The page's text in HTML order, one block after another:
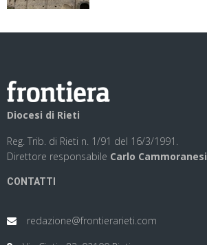
Diocesi di Rieti
Reg. Trib. di Rieti n. 1/91 del 16/3/1991.
Direttore responsabile Carlo Cammoranesi
CONTATTI
redazione@frontierarieti.com